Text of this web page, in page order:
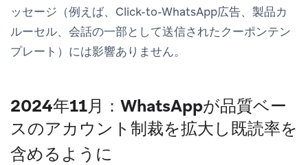
ッセージ（例えば、Click-to-WhatsApp広告、製品カ
ルーセル、会話の一部として送信されたクーポンテン
プレート）には影響ありません。
2024年11月：WhatsAppが品質ベー
スのアカウント制裁を拡大し既読率を
含めるように